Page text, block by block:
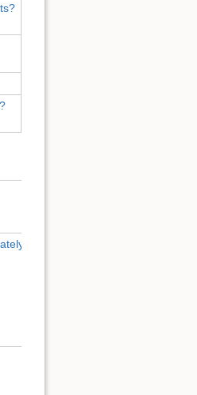
dixnut/dn6.htm